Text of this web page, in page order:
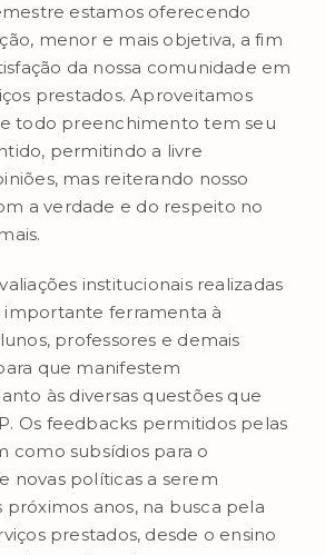
estamos oferecendo
menor e mais objetiva, a fim
da nossa comunidade em
prestados. Aproveitamos
todo preenchimento tem seu
permitindo a livre
mas reiterando nosso
a verdade e do respeito no
institucionais realizadas
importante ferramenta à
professores e demais
que manifestem
às diversas questões que
Os feedbacks permitidos pelas
como subsídios para o
novas políticas a serem
próximos anos, na busca pela
prestados, desde o ensino